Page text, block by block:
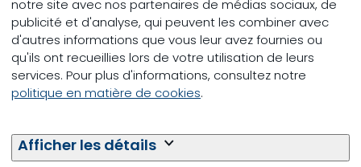
notre site avec nos partenaires de médias sociaux, de
publicité et d'analyse, qui peuvent les combiner avec
d'autres informations que vous leur avez fournies ou
qu'ils ont recueillies lors de votre utilisation de leurs
services. Pour plus d'informations, consultez notre
politique en matière de cookies.
Afficher les détails
acides ou des sels. A fortiori lorsque les
températures extérieures sont élevées. En cas
de doute ou d’incertitude quant à la stabilité
du produit, les éleveurs le suppriment en été. À
tort ! C’est justement pendant les mois chauds
qu’il est judicieux d’utiliser Levucell SC afin de
thermique, de l’instabilité du rumen et de la
réduction de l’ingestion de fourrage. De